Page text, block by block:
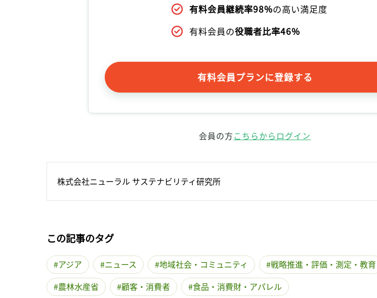
有料会員継続率98%の高い満足度
有料会員の役職者比率46%
有料会員プランに登録する
会員の方こちらからログイン
株式会社ニューラル サステナビリティ研究所
この記事のタグ
アジア ニュース 地域社会・コミュニティ 戦略推進・評価・測定・教育
農林水産省
顧客・消費者 食品・消費財・アパレル